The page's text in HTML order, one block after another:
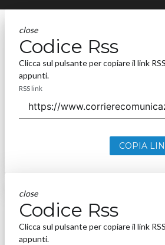
close
Codice Rss
Clicca sul pulsante per copiare il link
appunti.
RSS link
COPIA
close
Codice Rss
Clicca sul pulsante per copiare il link
appunti.